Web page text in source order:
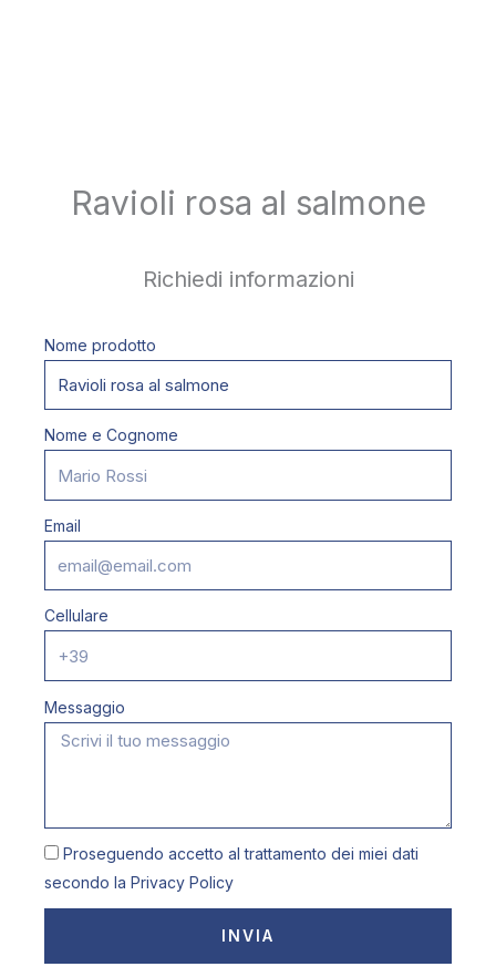
Ravioli rosa al salmone
Richiedi informazioni
Nome prodotto
Nome e Cognome
Email
Cellulare
Messaggio
Proseguendo accetto al trattamento dei miei dati
secondo la Privacy Policy
INVIA